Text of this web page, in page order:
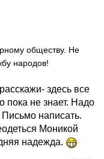
обществу. Не
народов!
здесь все
пока не знает. Надо
Письмо написать.
Моникой
надежда.